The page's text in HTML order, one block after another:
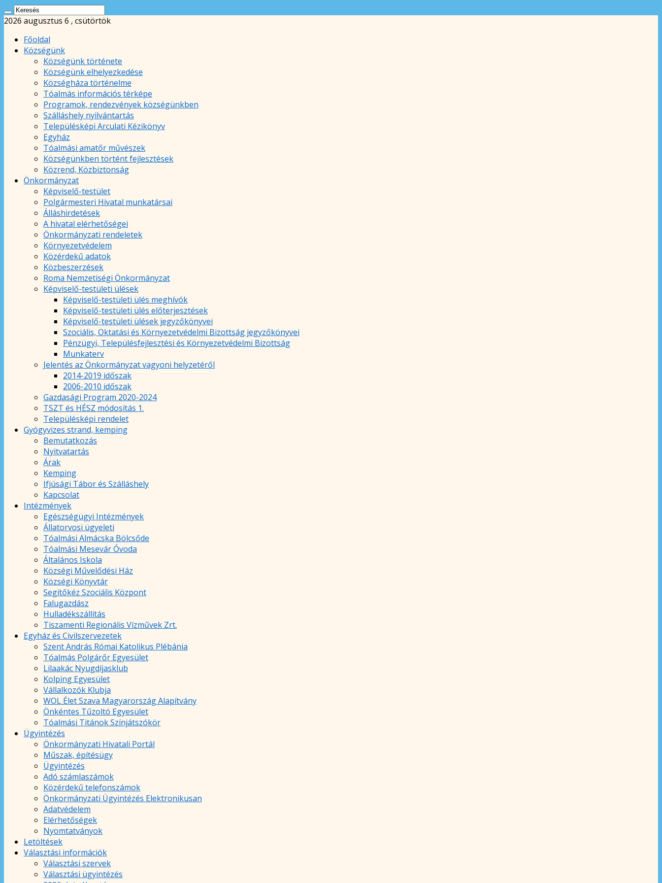
2026 augusztus 6 , csütörtök
Főoldal
Községünk
Községünk története
Községünk elhelyezkedése
Községháza történelme
Tóalmás információs térképe
Programok, rendezvények községünkben
Szálláshely nyilvántartás
Településképi Arculati Kézikönyv
Egyház
Tóalmási amatőr művészek
Községünkben történt fejlesztések
Közrend, Közbiztonság
Önkormányzat
Képviselő-testület
Polgármesteri Hivatal munkatársai
Álláshirdetések
A hivatal elérhetőségei
Önkormányzati rendeletek
Környezetvédelem
Közérdekű adatok
Közbeszerzések
Roma Nemzetiségi Önkormányzat
Képviselő-testületi ülések
Képviselő-testületi ülés meghívók
Képviselő-testületi ülés előterjesztések
Képviselő-testületi ülések jegyzőkönyvei
Szociális, Oktatási és Környezetvédelmi Bizottság jegyzőkönyvei
Pénzügyi, Településfejlesztési és Környezetvédelmi Bizottság
Munkaterv
Jelentés az Önkormányzat vagyoni helyzetéről
2014-2019 időszak
2006-2010 időszak
Gazdasági Program 2020-2024
TSZT és HÉSZ módosítás 1.
Településképi rendelet
Gyógyvizes strand, kemping
Bemutatkozás
Nyitvatartás
Árak
Kemping
Ifjúsági Tábor és Szálláshely
Kapcsolat
Intézmények
Egészségügyi Intézmények
Állatorvosi ügyeleti
Tóalmási Almácska Bölcsőde
Tóalmási Mesevár Óvoda
Általános Iskola
Községi Művelődési Ház
Községi Könyvtár
Segítőkéz Szociális Központ
Falugazdász
Hulladékszállítás
Tiszamenti Regionális Vízművek Zrt.
Egyház és Civilszervezetek
Szent András Római Katolikus Plébánia
Tóalmás Polgárőr Egyesület
Lilaakác Nyugdíjasklub
Kolping Egyesület
Vállalkozók Klubja
WOL Élet Szava Magyarország Alapítvány
Önkéntes Tűzoltó Egyesület
Tóalmási Titánok Színjátszókör
Ügyintézés
Önkormányzati Hivatali Portál
Műszak, építésügy
Ügyintézés
Adó számlaszámok
Közérdekű telefonszámok
Önkormányzati Ügyintézés Elektronikusan
Adatvédelem
Elérhetőségek
Nyomtatványok
Letöltések
Választási információk
Választási szervek
Választási ügyintézés